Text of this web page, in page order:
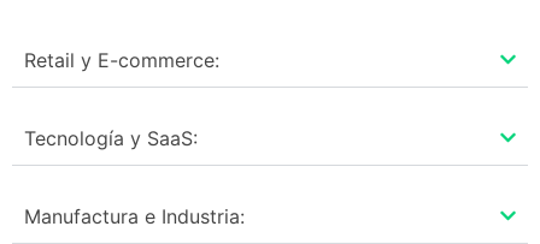
Retail y E-commerce:
Tecnología y SaaS:
Manufactura e Industria: